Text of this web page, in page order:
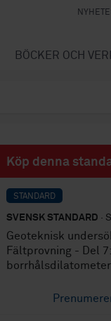
BÖCKER OCH
Köp denna
STANDARD
SVENSK STANDARD ·
Geoteknisk
Fältprovning - Del